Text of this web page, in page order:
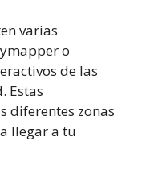
varias
o
de las
Estas
diferentes zonas
llegar a tu